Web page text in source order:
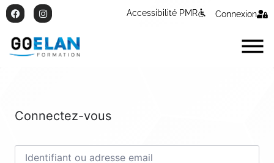
Accessibilité PMR Connexion
Connectez-vous